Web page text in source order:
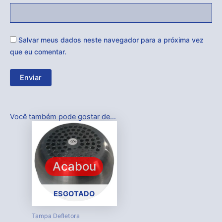
Salvar meus dados neste navegador para a próxima vez
que eu comentar.
Você também pode gostar de…
Acabou
ESGOTADO
Tampa Defletora